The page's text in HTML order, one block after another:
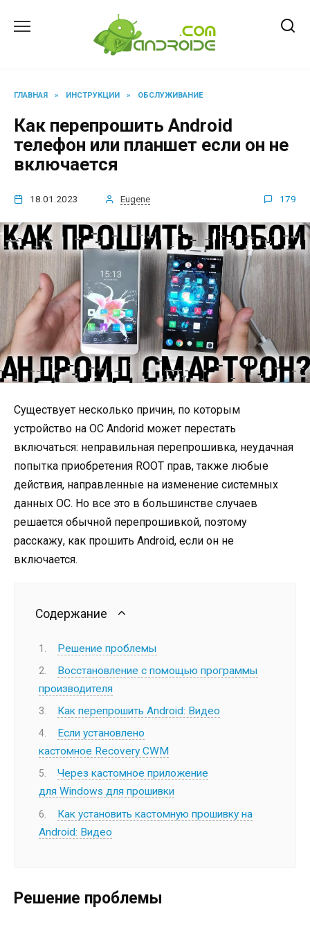
ГЛАВНАЯ » ИНСТРУКЦИИ » ОБСЛУЖИВАНИЕ
Как перепрошить Android
телефон или планшет если он не
включается
18.01.2023 Eugene 179
Существует несколько причин, по которым
устройство на ОС Аndorid может перестать
включаться: неправильная перепрошивка, неудачная
попытка приобретения ROOT прав, также любые
действия, направленные на изменение системных
данных ОС. Но все это в большинстве случаев
решается обычной перепрошивкой, поэтому
расскажу, как прошить Аndroid, если он не
включается.
Содержание
Решение проблемы
Восстановление с помощью программы
производителя
Как перепрошить Android: Видео
Если установлено
кастомное Recovery CWM
Через кастомное приложение
для Windows для прошивки
Как установить кастомную прошивку на
Android: Видео
Решение проблемы